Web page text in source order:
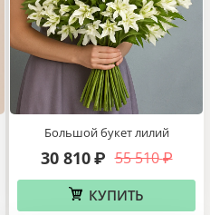
Большой букет лилий
55 510 ₽
30 810 ₽
КУПИТЬ